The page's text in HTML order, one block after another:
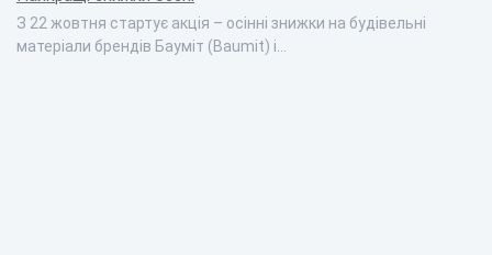
З 22 жовтня стартує акція – осінні знижки на будівельні
матеріали брендів Бауміт (Baumit) і…